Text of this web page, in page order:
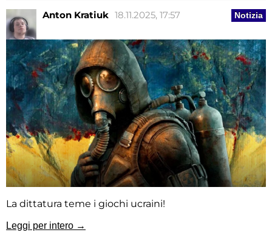
Notizia
Anton Kratiuk 18.11.2025, 17:57
La dittatura teme i giochi ucraini!
Leggi per intero →